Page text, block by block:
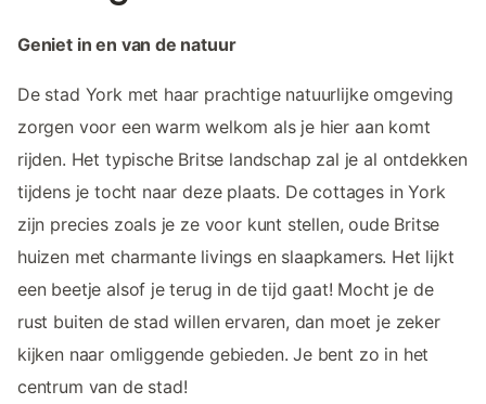
Geniet in en van de natuur
De stad York met haar prachtige natuurlijke omgeving
zorgen voor een warm welkom als je hier aan komt
rijden. Het typische Britse landschap zal je al ontdekken
tijdens je tocht naar deze plaats. De cottages in York
zijn precies zoals je ze voor kunt stellen, oude Britse
huizen met charmante livings en slaapkamers. Het lijkt
een beetje alsof je terug in de tijd gaat! Mocht je de
rust buiten de stad willen ervaren, dan moet je zeker
kijken naar omliggende gebieden. Je bent zo in het
centrum van de stad!